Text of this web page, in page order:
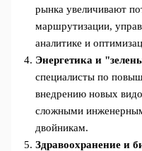
рынка увеличивают
маршрутизации,
аналитике и
Энергетика и
специалисты по
внедрению новых
сложными
двойникам.
Здравоохранение и